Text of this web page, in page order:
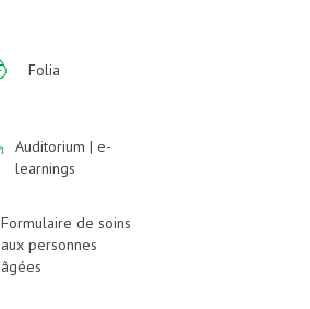
Folia
Auditorium | e-
learnings
Formulaire de soins
aux personnes
âgées